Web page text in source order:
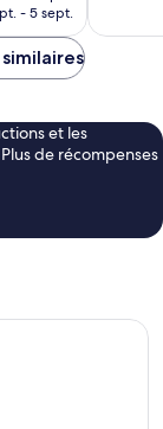
prix
de
- 5 sept.
et les
de récompenses